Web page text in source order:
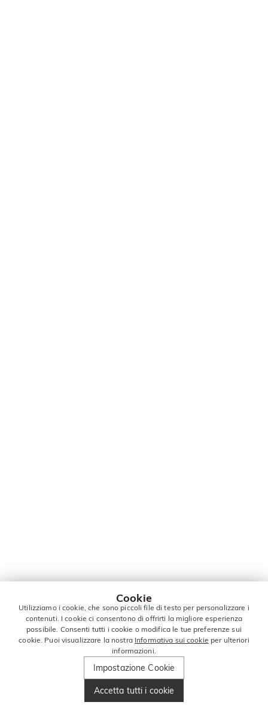
Cookie
Utilizziamo i cookie, che sono piccoli file di testo per personalizzare i
contenuti. I cookie ci consentono di offrirti la migliore esperienza
possibile. Consenti tutti i cookie o modifica le tue preferenze sui
cookie. Puoi visualizzare la nostra Informativa sui cookie per ulteriori
informazioni.
Impostazione Cookie
Accetta tutti i cookie